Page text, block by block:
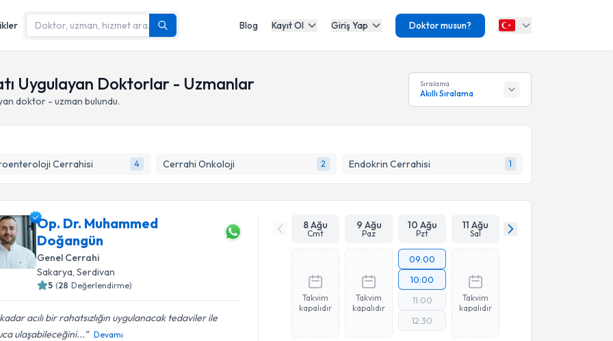
Blog Kayıt Ol Giriş Yap Doktor musun?
Uygulayan Doktorlar - Uzmanlar
doktor - uzman bulundu.
Sıralama
Akıllı Sıralama
Cerrahisi 4 Cerrahi Onkoloji 2 Endokrin Cerrahisi 1
Op. Dr. Muhammed
Doğangün
Genel Cerrahi
Sakarya,Serdivan
5 (28 Değerlendirme)
acılı bir rahatsızlığın uygulanacak tedaviler ile
ulaşabileceğini...
Devamı
8 Ağu
Cmt
9 Ağu
Paz
10 Ağu
Pzt
11 Ağu
Sal
Takvim
kapalıdır
Takvim
kapalıdır
09:00
10:00
11:00
12:30
Takvim
kapalıdır